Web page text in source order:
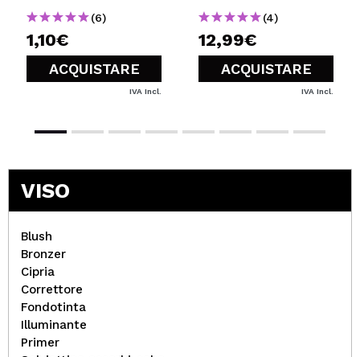
(6)
1,10€
ACQUISTARE
IVA Incl.
(4)
12,99€
ACQUISTARE
IVA Incl.
VISO
Blush
Bronzer
Cipria
Correttore
Fondotinta
Illuminante
Primer